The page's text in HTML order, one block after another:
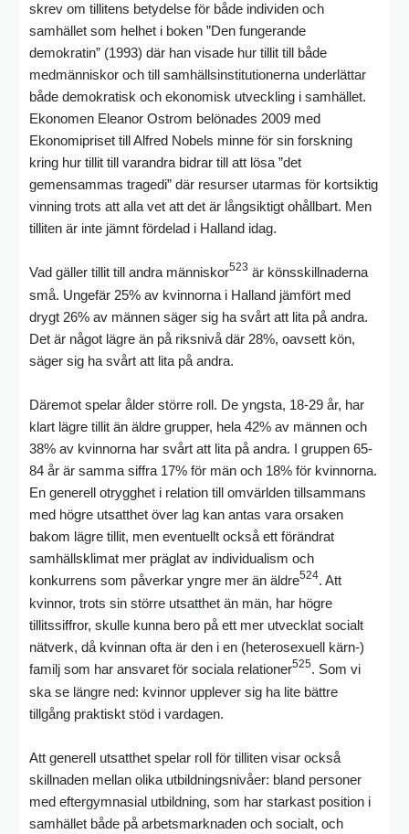
skrev om tillitens betydelse för både individen och
samhället som helhet i boken ”Den fungerande
demokratin” (1993) där han visade hur tillit till både
medmänniskor och till samhällsinstitutionerna underlättar
både demokratisk och ekonomisk utveckling i samhället.
Ekonomen Eleanor Ostrom belönades 2009 med
Ekonomipriset till Alfred Nobels minne för sin forskning
kring hur tillit till varandra bidrar till att lösa ”det
gemensammas tragedi” där resurser utarmas för kortsiktig
vinning trots att alla vet att det är långsiktigt ohållbart. Men
tilliten är inte jämnt fördelad i Halland idag.
Vad gäller tillit till andra människor523 är könsskillnaderna
små. Ungefär 25% av kvinnorna i Halland jämfört med
drygt 26% av männen säger sig ha svårt att lita på andra.
Det är något lägre än på riksnivå där 28%, oavsett kön,
säger sig ha svårt att lita på andra.
Däremot spelar ålder större roll. De yngsta, 18-29 år, har
klart lägre tillit än äldre grupper, hela 42% av männen och
38% av kvinnorna har svårt att lita på andra. I gruppen 65-
84 år är samma siffra 17% för män och 18% för kvinnorna.
En generell otrygghet i relation till omvärlden tillsammans
med högre utsatthet över lag kan antas vara orsaken
bakom lägre tillit, men eventuellt också ett förändrat
samhällsklimat mer präglat av individualism och
konkurrens som påverkar yngre mer än äldre524. Att
kvinnor, trots sin större utsatthet än män, har högre
tillitssiffror, skulle kunna bero på ett mer utvecklat socialt
nätverk, då kvinnan ofta är den i en (heterosexuell kärn-)
familj som har ansvaret för sociala relationer525. Som vi
ska se längre ned: kvinnor upplever sig ha lite bättre
tillgång praktiskt stöd i vardagen.
Att generell utsatthet spelar roll för tilliten visar också
skillnaden mellan olika utbildningsnivåer: bland personer
med eftergymnasial utbildning, som har starkast position i
samhället både på arbetsmarknaden och socialt, och